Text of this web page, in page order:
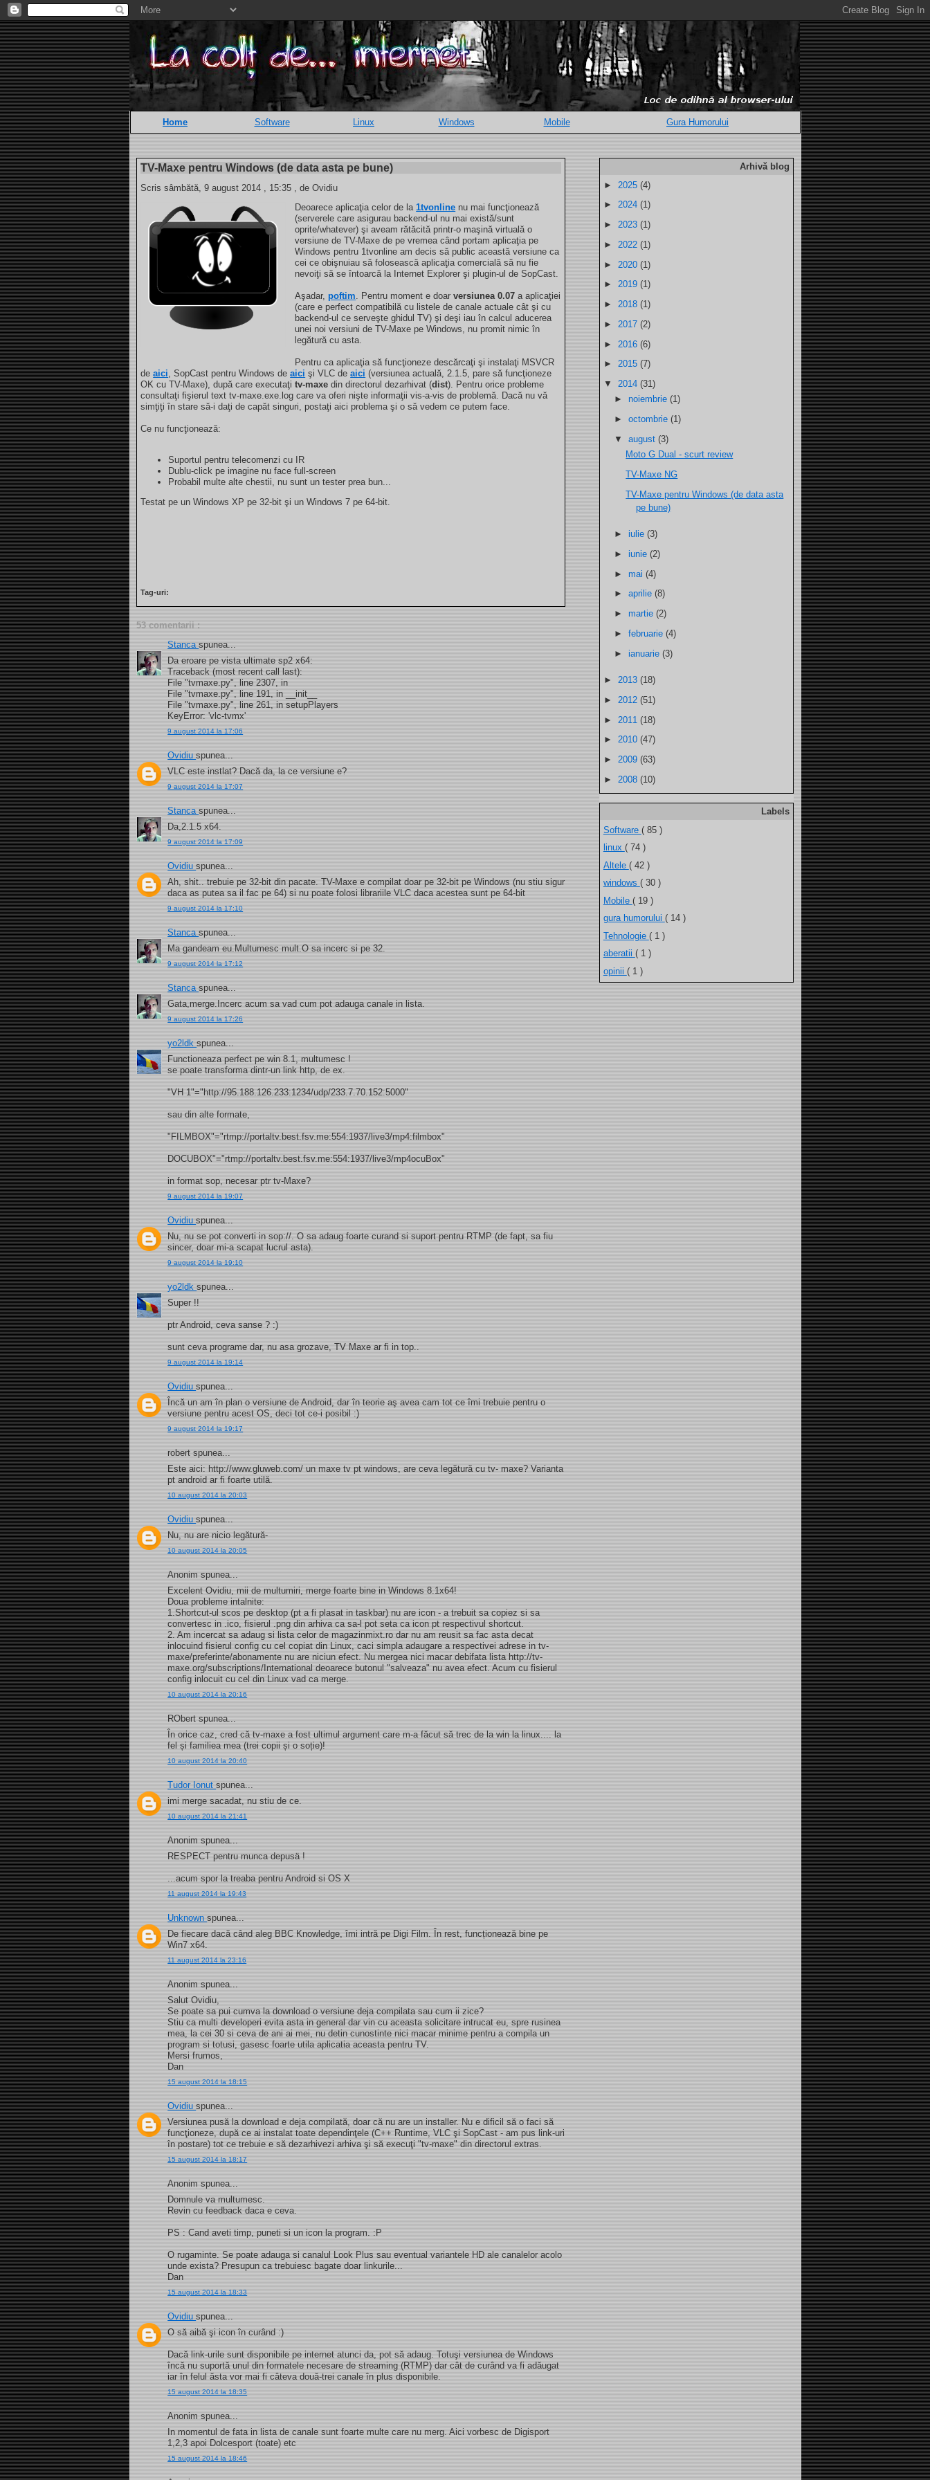
Home Software Linux Windows Mobile Gura Humorului
TV-Maxe pentru Windows (de data asta pe bune)
Scris sâmbătă, 9 august 2014 , 15:35 , de Ovidiu
Deoarece aplicaţia celor de la 1tvonline nu mai funcţionează
(serverele care asigurau backend-ul nu mai există/sunt
oprite/whatever) şi aveam rătăcită printr-o maşină virtuală o
versiune de TV-Maxe de pe vremea când portam aplicaţia pe
Windows pentru 1tvonline am decis să public această versiune ca
cei ce obişnuiau să folosească aplicaţia comercială să nu fie
nevoiţi să se întoarcă la Internet Explorer şi plugin-ul de SopCast.
Aşadar,poftim . Pentru moment e doarversiunea 0.07 a aplicaţiei
(care e perfect compatibilă cu listele de canale actuale cât şi cu
backend-ul ce serveşte ghidul TV) şi deşi iau în calcul aducerea
unei noi versiuni de TV-Maxe pe Windows, nu promit nimic în
legătură cu asta.
Pentru ca aplicaţia să funcţioneze descărcaţi şi instalaţi MSVCR
deaici , SopCast pentru Windows deaici şi VLC deaici (versiunea actuală, 2.1.5, pare să funcţioneze
OK cu TV-Maxe), după care executaţitv-maxe din directorul dezarhivat (dist). Pentru orice probleme
consultaţi fişierul text tv-maxe.exe.log care va oferi nişte informaţii vis-a-vis de problemă. Dacă nu vă
simţiţi în stare să-i daţi de capăt singuri, postaţi aici problema şi o să vedem ce putem face.
Ce nu funcţionează:
Suportul pentru telecomenzi cu IR
Dublu-click pe imagine nu face full-screen
Probabil multe alte chestii, nu sunt un tester prea bun...
Testat pe un Windows XP pe 32-bit şi un Windows 7 pe 64-bit.
Tag-uri:
53 comentarii :
Stancaspunea...
Da eroare pe vista ultimate sp2 x64:
Traceback (most recent call last):
File "tvmaxe.py", line 2307, in
File "tvmaxe.py", line 191, in __init__
File "tvmaxe.py", line 261, in setupPlayers
KeyError: 'vlc-tvmx'
9 august 2014 la 17:06
Ovidiuspunea...
VLC este instlat? Dacă da, la ce versiune e?
9 august 2014 la 17:07
Stancaspunea...
Da,2.1.5 x64.
9 august 2014 la 17:09
Ovidiuspunea...
Ah, shit.. trebuie pe 32-bit din pacate. TV-Maxe e compilat doar pe 32-bit pe Windows (nu stiu sigur
daca as putea sa il fac pe 64) si nu poate folosi librariile VLC daca acestea sunt pe 64-bit
9 august 2014 la 17:10
Stancaspunea...
Ma gandeam eu.Multumesc mult.O sa incerc si pe 32.
9 august 2014 la 17:12
Stancaspunea...
Gata,merge.Incerc acum sa vad cum pot adauga canale in lista.
9 august 2014 la 17:26
yo2ldkspunea...
Functioneaza perfect pe win 8.1, multumesc !
se poate transforma dintr-un link http, de ex.
"VH 1"="http://95.188.126.233:1234/udp/233.7.70.152:5000"
sau din alte formate,
"FILMBOX"="rtmp://portaltv.best.fsv.me:554:1937/live3/mp4:filmbox"
DOCUBOX"="rtmp://portaltv.best.fsv.me:554:1937/live3/mp4ocuBox"
in format sop, necesar ptr tv-Maxe?
9 august 2014 la 19:07
Ovidiuspunea...
Nu, nu se pot converti in sop://. O sa adaug foarte curand si suport pentru RTMP (de fapt, sa fiu
sincer, doar mi-a scapat lucrul asta).
9 august 2014 la 19:10
yo2ldkspunea...
Super !!
ptr Android, ceva sanse ? :)
sunt ceva programe dar, nu asa grozave, TV Maxe ar fi in top..
9 august 2014 la 19:14
Ovidiuspunea...
Încă un am în plan o versiune de Android, dar în teorie aş avea cam tot ce îmi trebuie pentru o
versiune pentru acest OS, deci tot ce-i posibil :)
9 august 2014 la 19:17
robert spunea...
Este aici: http://www.gluweb.com/ un maxe tv pt windows, are ceva legătură cu tv- maxe? Varianta
pt android ar fi foarte utilă.
10 august 2014 la 20:03
Ovidiuspunea...
Nu, nu are nicio legătură-
10 august 2014 la 20:05
Anonim spunea...
Excelent Ovidiu, mii de multumiri, merge foarte bine in Windows 8.1x64!
Doua probleme intalnite:
1.Shortcut-ul scos pe desktop (pt a fi plasat in taskbar) nu are icon - a trebuit sa copiez si sa
convertesc in .ico, fisierul .png din arhiva ca sa-l pot seta ca icon pt respectivul shortcut.
2. Am incercat sa adaug si lista celor de magazinmixt.ro dar nu am reusit sa fac asta decat
inlocuind fisierul config cu cel copiat din Linux, caci simpla adaugare a respectivei adrese in tv-
maxe/preferinte/abonamente nu are niciun efect. Nu mergea nici macar debifata lista http://tv-
maxe.org/subscriptions/International deoarece butonul "salveaza" nu avea efect. Acum cu fisierul
config inlocuit cu cel din Linux vad ca merge.
10 august 2014 la 20:16
RObert spunea...
În orice caz, cred că tv-maxe a fost ultimul argument care m-a făcut să trec de la win la linux.... la
fel și familiea mea (trei copii și o soție)!
10 august 2014 la 20:40
Tudor Ionutspunea...
imi merge sacadat, nu stiu de ce.
10 august 2014 la 21:41
Anonim spunea...
RESPECT pentru munca depusä !
...acum spor la treaba pentru Android si OS X
11 august 2014 la 19:43
Unknownspunea...
De fiecare dacă când aleg BBC Knowledge, îmi intră pe Digi Film. În rest, funcționează bine pe
Win7 x64.
11 august 2014 la 23:16
Anonim spunea...
Salut Ovidiu,
Se poate sa pui cumva la download o versiune deja compilata sau cum ii zice?
Stiu ca multi developeri evita asta in general dar vin cu aceasta solicitare intrucat eu, spre rusinea
mea, la cei 30 si ceva de ani ai mei, nu detin cunostinte nici macar minime pentru a compila un
program si totusi, gasesc foarte utila aplicatia aceasta pentru TV.
Mersi frumos,
Dan
15 august 2014 la 18:15
Ovidiuspunea...
Versiunea pusă la download e deja compilată, doar că nu are un installer. Nu e dificil să o faci să
funcţioneze, după ce ai instalat toate dependinţele (C++ Runtime, VLC şi SopCast - am pus link-uri
în postare) tot ce trebuie e să dezarhivezi arhiva şi să execuţi "tv-maxe" din directorul extras.
15 august 2014 la 18:17
Anonim spunea...
Domnule va multumesc.
Revin cu feedback daca e ceva.
PS : Cand aveti timp, puneti si un icon la program. :P
O rugaminte. Se poate adauga si canalul Look Plus sau eventual variantele HD ale canalelor acolo
unde exista? Presupun ca trebuiesc bagate doar linkurile...
Dan
15 august 2014 la 18:33
Ovidiuspunea...
O să aibă şi icon în curând :)
Dacă link-urile sunt disponibile pe internet atunci da, pot să adaug. Totuşi versiunea de Windows
încă nu suportă unul din formatele necesare de streaming (RTMP) dar cât de curând va fi adăugat
iar în felul ăsta vor mai fi câteva două-trei canale în plus disponibile.
15 august 2014 la 18:35
Anonim spunea...
In momentul de fata in lista de canale sunt foarte multe care nu merg. Aici vorbesc de Digisport
1,2,3 apoi Dolcesport (toate) etc
15 august 2014 la 18:46
Arhivă blog
► 2025 (4)
► 2024 (1)
► 2023 (1)
► 2022 (1)
► 2020 (1)
► 2019 (1)
► 2018 (1)
► 2017 (2)
► 2016 (6)
► 2015 (7)
▼ 2014 (31)
►noiembrie(1)
►octombrie(1)
▼august(3)
Moto G Dual - scurt review
TV-Maxe NG
TV-Maxe pentru Windows (de data asta
pe bune)
►iulie(3)
►iunie(2)
►mai(4)
►aprilie(8)
►martie(2)
►februarie(4)
►ianuarie(3)
► 2013 (18)
► 2012 (51)
► 2011 (18)
► 2010 (47)
► 2009 (63)
► 2008 (10)
Labels
Software ( 85 )
linux ( 74 )
Altele ( 42 )
windows ( 30 )
Mobile ( 19 )
gura humorului ( 14 )
Tehnologie ( 1 )
aberatii ( 1 )
opinii ( 1 )